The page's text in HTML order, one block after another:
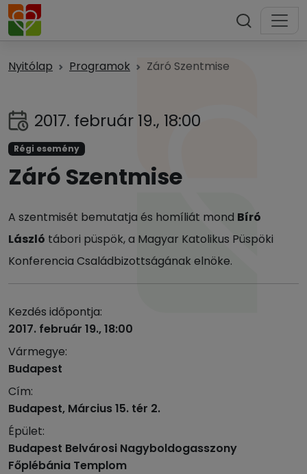
Nyitólap Programok Záró Szentmise
2017. február 19., 18:00
Régi esemény
Záró Szentmise
A szentmisét bemutatja és homíliát mond Bíró
László tábori püspök, a Magyar Katolikus Püspöki
Konferencia Családbizottságának elnöke.
Kezdés időpontja:
2017. február 19., 18:00
Vármegye:
Budapest
Cím:
Budapest, Március 15. tér 2.
Épület:
Budapest Belvárosi Nagyboldogasszony
Főplébánia Templom